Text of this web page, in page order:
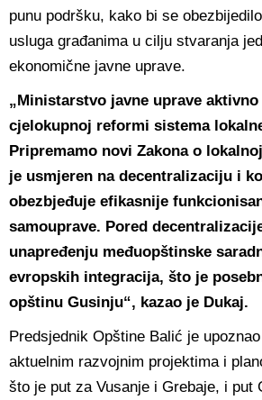
punu podršku, kako bi se
usluga građanima u cilju stvaranja
ekonomične javne uprave.
„Ministarstvo javne uprave
cjelokupnoj reformi sistema
Pripremamo novi Zakona o
je usmjeren na decentralizaciju i
obezbjeđuje efikasnije
samouprave. Pored
unapređenju međuopštinske
evropskih integracija, što je
opštinu Gusinju“, kazao je Dukaj.
Predsjednik Opštine Balić je
aktuelnim razvojnim projektima i
što je put za Vusanje i Grebaje, i put